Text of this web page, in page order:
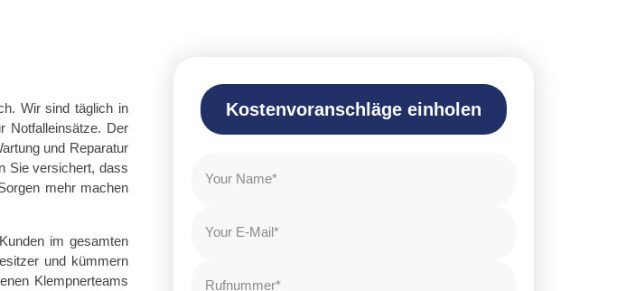
Wir sind täglich in
Notfalleinsätze. Der
und Reparatur
Sie versichert, dass
mehr machen
im gesamten
und kümmern
Klempnerteams
Kostenvoranschläge einholen